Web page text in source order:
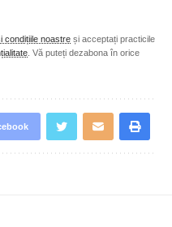
condițiile noastre și acceptați practicile
. Vă puteți dezabona în orice